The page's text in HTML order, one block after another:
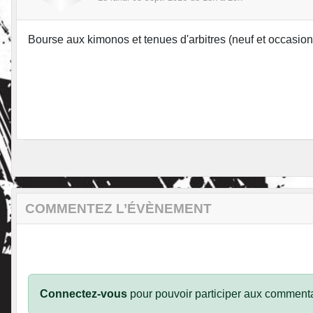
Bourse aux kimonos et tenues d'arbitres (neuf et
COMMENTEZ L’ÉVÈNEMENT
Connectez-vous pour pouvoir participer aux